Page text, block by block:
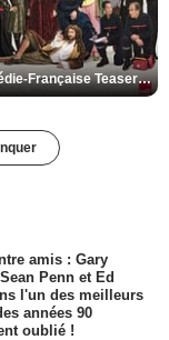
De la Comédie-Française Teaser VF
amis : Gary
Penn et Ed
l'un des meilleurs
années 90
oublié !